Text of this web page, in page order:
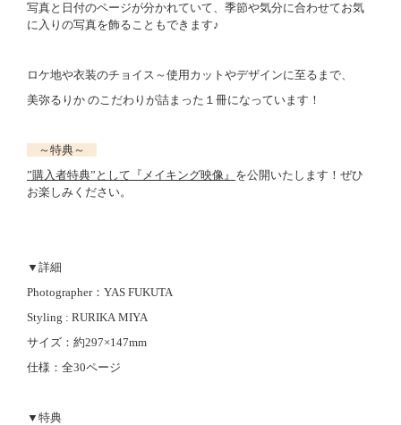
写真と日付のページが分かれていて、季節や気分に合わせてお気
に入りの写真を飾ることもできます♪
ロケ地や衣装のチョイス～使用カットやデザインに至るまで、
美弥るりか のこだわりが詰まった１冊になっています！
～特典～
”購入者特典”として『メイキング映像』 を公開いたします！ぜひ
お楽しみください。
▼詳細
Photographer：YAS FUKUTA
Styling : RURIKA MIYA
サイズ：約297×147mm
仕様：全30ページ
▼特典